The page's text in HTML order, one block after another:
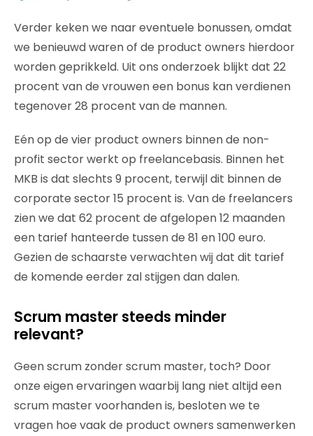
Verder keken we naar eventuele bonussen, omdat
we benieuwd waren of de product owners hierdoor
worden geprikkeld. Uit ons onderzoek blijkt dat 22
procent van de vrouwen een bonus kan verdienen
tegenover 28 procent van de mannen.
Eén op de vier product owners binnen de non-
profit sector werkt op freelancebasis. Binnen het
MKB is dat slechts 9 procent, terwijl dit binnen de
corporate sector 15 procent is. Van de freelancers
zien we dat 62 procent de afgelopen 12 maanden
een tarief hanteerde tussen de 81 en 100 euro.
Gezien de schaarste verwachten wij dat dit tarief
de komende eerder zal stijgen dan dalen.
Scrum master steeds minder
relevant?
Geen scrum zonder scrum master, toch? Door
onze eigen ervaringen waarbij lang niet altijd een
scrum master voorhanden is, besloten we te
vragen hoe vaak de product owners samenwerken